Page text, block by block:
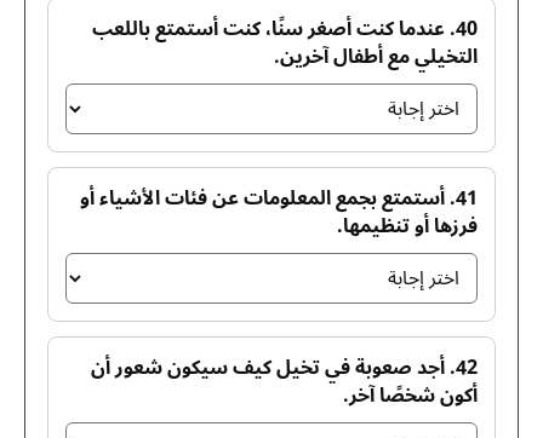
40. عندما كنت أصغر سنًا، كنت أستمتع باللعب
التخيلي مع أطفال آخرين.
41. أستمتع بجمع المعلومات عن فئات الأشياء أو
فرزها أو تنظيمها.
42. أجد صعوبة في تخيل كيف سيكون شعور أن
أكون شخصًا آخر.